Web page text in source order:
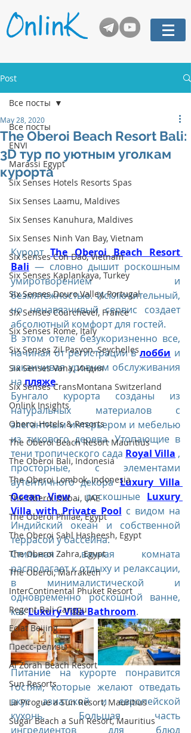
Post
Все посты
ENVI
Marassi Egypt
Six Senses Hotels Resorts Spas
Six Senses Laamu, Maldives
Six Senses Kanuhura, Maldives
Six Senses Ninh Van Bay, Vietnam
Six Senses Con Dao, Vietnam
Six Senses Kaplankaya, Turkey
Six Senses Douro Valley, Portugal
Six Senses Courchevel, France
Six Senses Rome, Italy
Six Senses Zil Pasyon, Seychelles
Six Senses Vana, Индия
Six Senses CransMontana Switzerland
Onlink Insights
Oberoi Hotels & Resorts
The Oberoi Beach Resort Mauritius
The Oberoi Bali, Indonesia
The Oberoi Lombok, Indonesia
The Oberoi Dubai, UAE
The Oberoi Philae, Egypt
The Oberoi Sahl Hasheesh, Egypt
The Oberoi Zahra, Egypt
The Oberoi, Marrakech
InterContinental Phuket Resort
Regent Bali Canggu
Eclat Beijing
Пресс-релизы
Al Zorah Beach Resort
Sun Resorts
La Pirogue a Sun Resort, Mauritius
Sugar Beach a Sun Resort, Mauritius
Все посты
The Oberoi Beach Resort Bali:
3D тур по уютным уголкам
курорта
May 28, 2020
Курорт The Oberoi Beach Resort
Bali — словно дышит роскошным
умиротворением и
безмятежностью. Исключительный,
но ненавязчивый сервис создает
абсолютный комфорт для гостей.
В этом отеле безукоризненно все,
начиная от регистрации в лобби и
заканчивая уровнем обслуживания
на пляже.
Бунгало курорта созданы из
натуральных материалов с
элегантным интерьером и мебелью
из тикового дерева. Утопающие в
тени тропического сада Royal Villa ,
просторные, с элементами
аутентичного декора Luxury Villa
Ocean View , роскошные Luxury
Villa with Private Pool с видом на
Индийский океан и собственной
террасой у бассейна.
Стильная ванная комната
располагает к отдыху и релаксации,
в минималистической и
одновременно роскошной ванне,
как Luxury Villa Bathroom.
Питание на курорте понравится
гостям, которые желают отведать
вкус азиатской и европейской
кухонь. Большая часть
ингредиентов для блюд